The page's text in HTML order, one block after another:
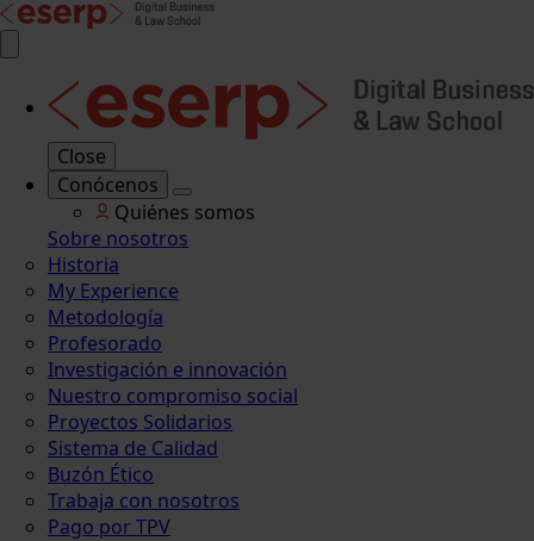
Close
Conócenos
Quiénes somos
Sobre nosotros
Historia
My Experience
Metodología
Profesorado
Investigación e innovación
Nuestro compromiso social
Proyectos Solidarios
Sistema de Calidad
Buzón Ético
Trabaja con nosotros
Pago por TPV